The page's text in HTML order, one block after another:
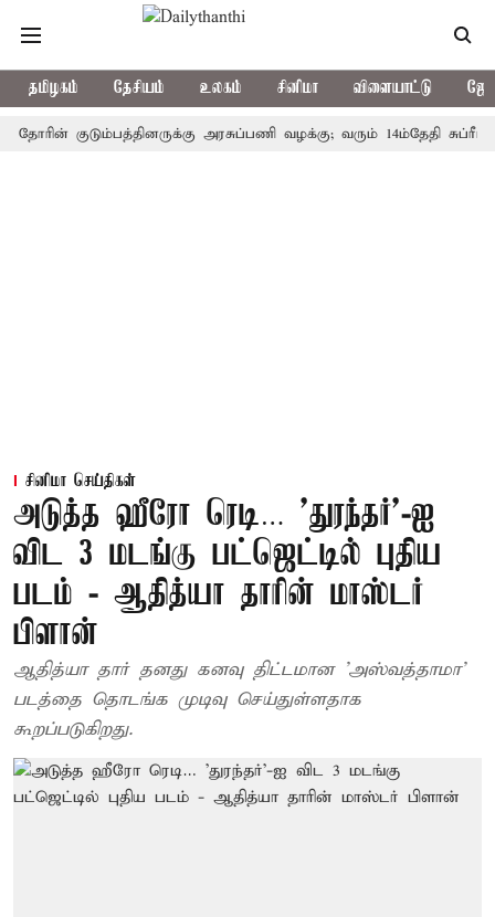
தமிழகம் தேசியம் உலகம் சினிமா விளையாட்டு
குடும்பத்தினருக்கு அரசுப்பணி வழக்கு; வரும் 14ம்தேதி
சினிமா செய்திகள்
அடுத்த ஹீரோ ரெடி… ’துரந்தர்’-ஐ
விட 3 மடங்கு பட்ஜெட்டில் புதிய
படம் - ஆதித்யா தாரின் மாஸ்டர்
பிளான்
ஆதித்யா தார் தனது கனவு திட்டமான ’அஸ்வத்தாமா’
படத்தை தொடங்க முடிவு செய்துள்ளதாக
கூறப்படுகிறது.